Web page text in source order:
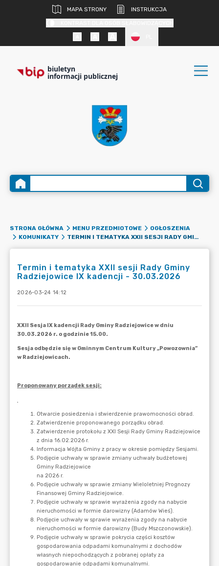
MAPA STRONY
INSTRUKCJA
biuletyn
informacji publicznej
STRONA GŁÓWNA MENU PRZEDMIOTOWE
OGŁOSZENIA
KOMUNIKATY
TERMIN I TEMATYKA XXII SESJI RADY GMINY RADZIEJOWICE IX KADENCJI - 30.03.2026
Termin i tematyka XXII sesji Rady Gminy
Radziejowice IX kadencji - 30.03.2026
2026-03-24 14:12